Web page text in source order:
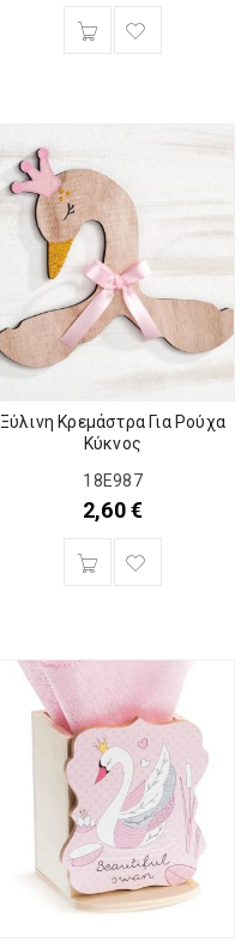
Ξύλινη Κρεμάστρα Για Ρούχα
Κύκνος
18Ε987
2,60€